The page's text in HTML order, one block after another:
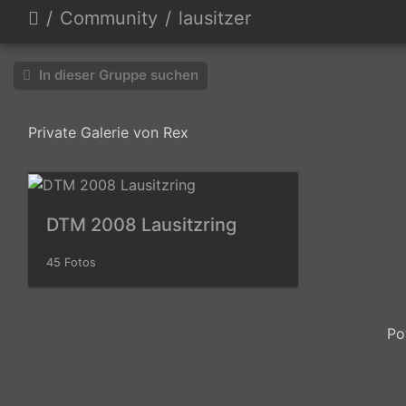
Community lausitzer
In dieser Gruppe suchen
Private Galerie von Rex
DTM 2008 Lausitzring
45 Fotos